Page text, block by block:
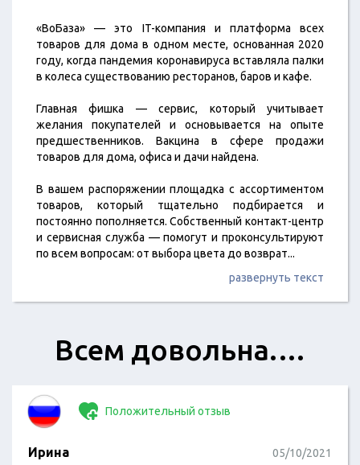
«ВоБаза» — это IT-компания и платформа всех
товаров для дома в одном месте, основанная 2020
году, когда пандемия коронавируса вставляла палки
в колеса существованию ресторанов, баров и кафе.
Главная фишка — сервис, который учитывает
желания покупателей и основывается на опыте
предшественников. Вакцина в сфере продажи
товаров для дома, офиса и дачи найдена.
В вашем распоряжении площадка с ассортиментом
товаров, который тщательно подбирается и
постоянно пополняется. Собственный контакт-центр
и сервисная служба — помогут и проконсультируют
по всем вопросам: от выбора цвета до возврат...
развернуть текст
Всем довольна.…
Положительный отзыв
Ирина 05/10/2021